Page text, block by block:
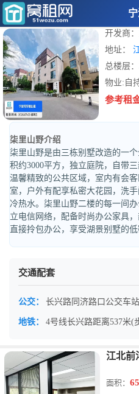
开发商
地址：
总楼层
物业:自
参考租
柒里山野介绍
柒里山野是由三栋别墅改造的一
积约3000平方，独立庭院，自带
温馨精致的公共区域，室内有会
室，户外有配享私密大花园，洗
冷热水。柒里山野二楼的每一间
立电信网络，配备时尚办公家具
直接拎包办公，享受湖景别墅的
交通配套
公交： 长兴路同济路口公交车
地铁： 4号线长兴路距离537米(
面积：